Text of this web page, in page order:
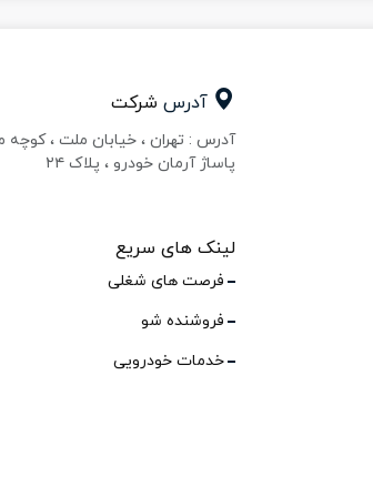
آدرس شرکت
آدرس : تهران ، خیابان ملت ، کوچه
پاساژ آرمان خودرو ، پلاک ۲۴
لینک های سریع
فرصت های شغلی
فروشنده شو
خدمات خودرویی